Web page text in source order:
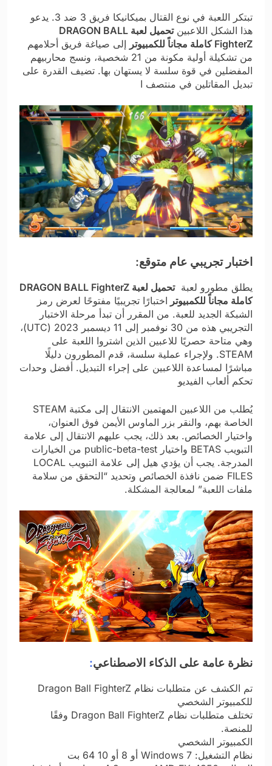
تبتكر اللعبة في نوع القتال بميكانيكا فريق 3 ضد 3. يدعو
هذا الشكل اللاعبين
تحميل لعبة DRAGON BALL
FighterZ كاملة مجاناً للكمبيوتر
إلى صياغة فريق أحلامهم
من تشكيلة أولية مكونة من 21 شخصية، ونسج محاربيهم
المفضلين في قوة سلسة لا يستهان بها. تضيف القدرة على
تبديل المقاتلين في منتصف ا
اختبار تجريبي عام متوقع:
يطلق مطورو لعبة
تحميل لعبة DRAGON BALL FighterZ
كاملة مجاناً للكمبيوتر اختبارًا تجريبيًا مفتوحًا لعرض رمز
الشبكة الجديد للعبة. من المقرر أن تبدأ مرحلة الاختبار
التجريبي هذه من 30 نوفمبر إلى 11 ديسمبر 2023 (UTC)،
وهي متاحة حصريًا للاعبين الذين اشتروا اللعبة على
STEAM. ولإجراء عملية سلسة، قدم المطورون دليلًا
مباشرًا لمساعدة اللاعبين على إجراء التبديل. أفضل وحدات
تحكم ألعاب الفيديو
يُطلب من اللاعبين المهتمين الانتقال إلى مكتبة STEAM
الخاصة بهم، والنقر بزر الماوس الأيمن فوق العنوان،
واختيار الخصائص. بعد ذلك، يجب عليهم الانتقال إلى علامة
التبويب BETAS واختيار public-beta-test من الخيارات
المدرجة. يجب أن يؤدي هيل إلى علامة التبويب LOCAL
FILES ضمن نافذة الخصائص وتحديد “التحقق من سلامة
ملفات اللعبة” لمعالجة المشكلة.
نظرة عامة على الذكاء الاصطناعي:
تم الكشف عن متطلبات نظام Dragon Ball FighterZ
للكمبيوتر الشخصي
تختلف متطلبات نظام Dragon Ball FighterZ وفقًا
للمنصة.
الكمبيوتر الشخصي
نظام التشغيل: Windows 7 أو 8 أو 10 64 بت